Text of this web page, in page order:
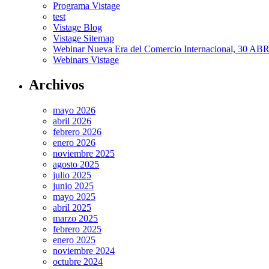
Programa Vistage
test
Vistage Blog
Vistage Sitemap
Webinar Nueva Era del Comercio Internacional, 30
Webinars Vistage
Archivos
mayo 2026
abril 2026
febrero 2026
enero 2026
noviembre 2025
agosto 2025
julio 2025
junio 2025
mayo 2025
abril 2025
marzo 2025
febrero 2025
enero 2025
noviembre 2024
octubre 2024